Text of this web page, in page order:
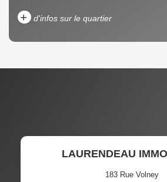
+ d'infos sur le quartier
TAXE FONCIÈRE
PART
VOITURE
LAURENDEAU
183 Rue Volney